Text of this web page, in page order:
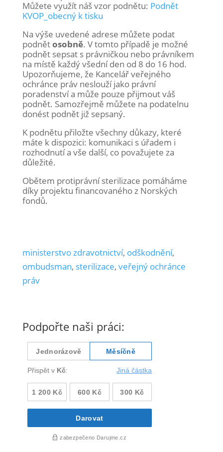
Můžete využít náš vzor podnětu: Podnět
KVOP_obecný k tisku
Na výše uvedené adrese můžete podat
podnětosobně. V tomto případě je možné
podnět sepsat s právničkou nebo právníkem
na místě každý všední den od 8 do 16 hod.
Upozorňujeme, že Kancelář veřejného
ochránce práv neslouží jako právní
poradenství a může pouze přijmout váš
podnět. Samozřejmě můžete na podatelnu
donést podnět již sepsaný.
K podnětu přiložte všechny důkazy, které
máte k dispozici: komunikaci s úřadem i
rozhodnutí a vše další, co považujete za
důležité.
Obětem protiprávní sterilizace pomáháme
díky projektu financovaného z Norských
fondů.
ministerstvo zdravotnictví, odškodnění,
ombudsman, sterilizace, veřejný ochránce
práv
Podpořte naši práci: